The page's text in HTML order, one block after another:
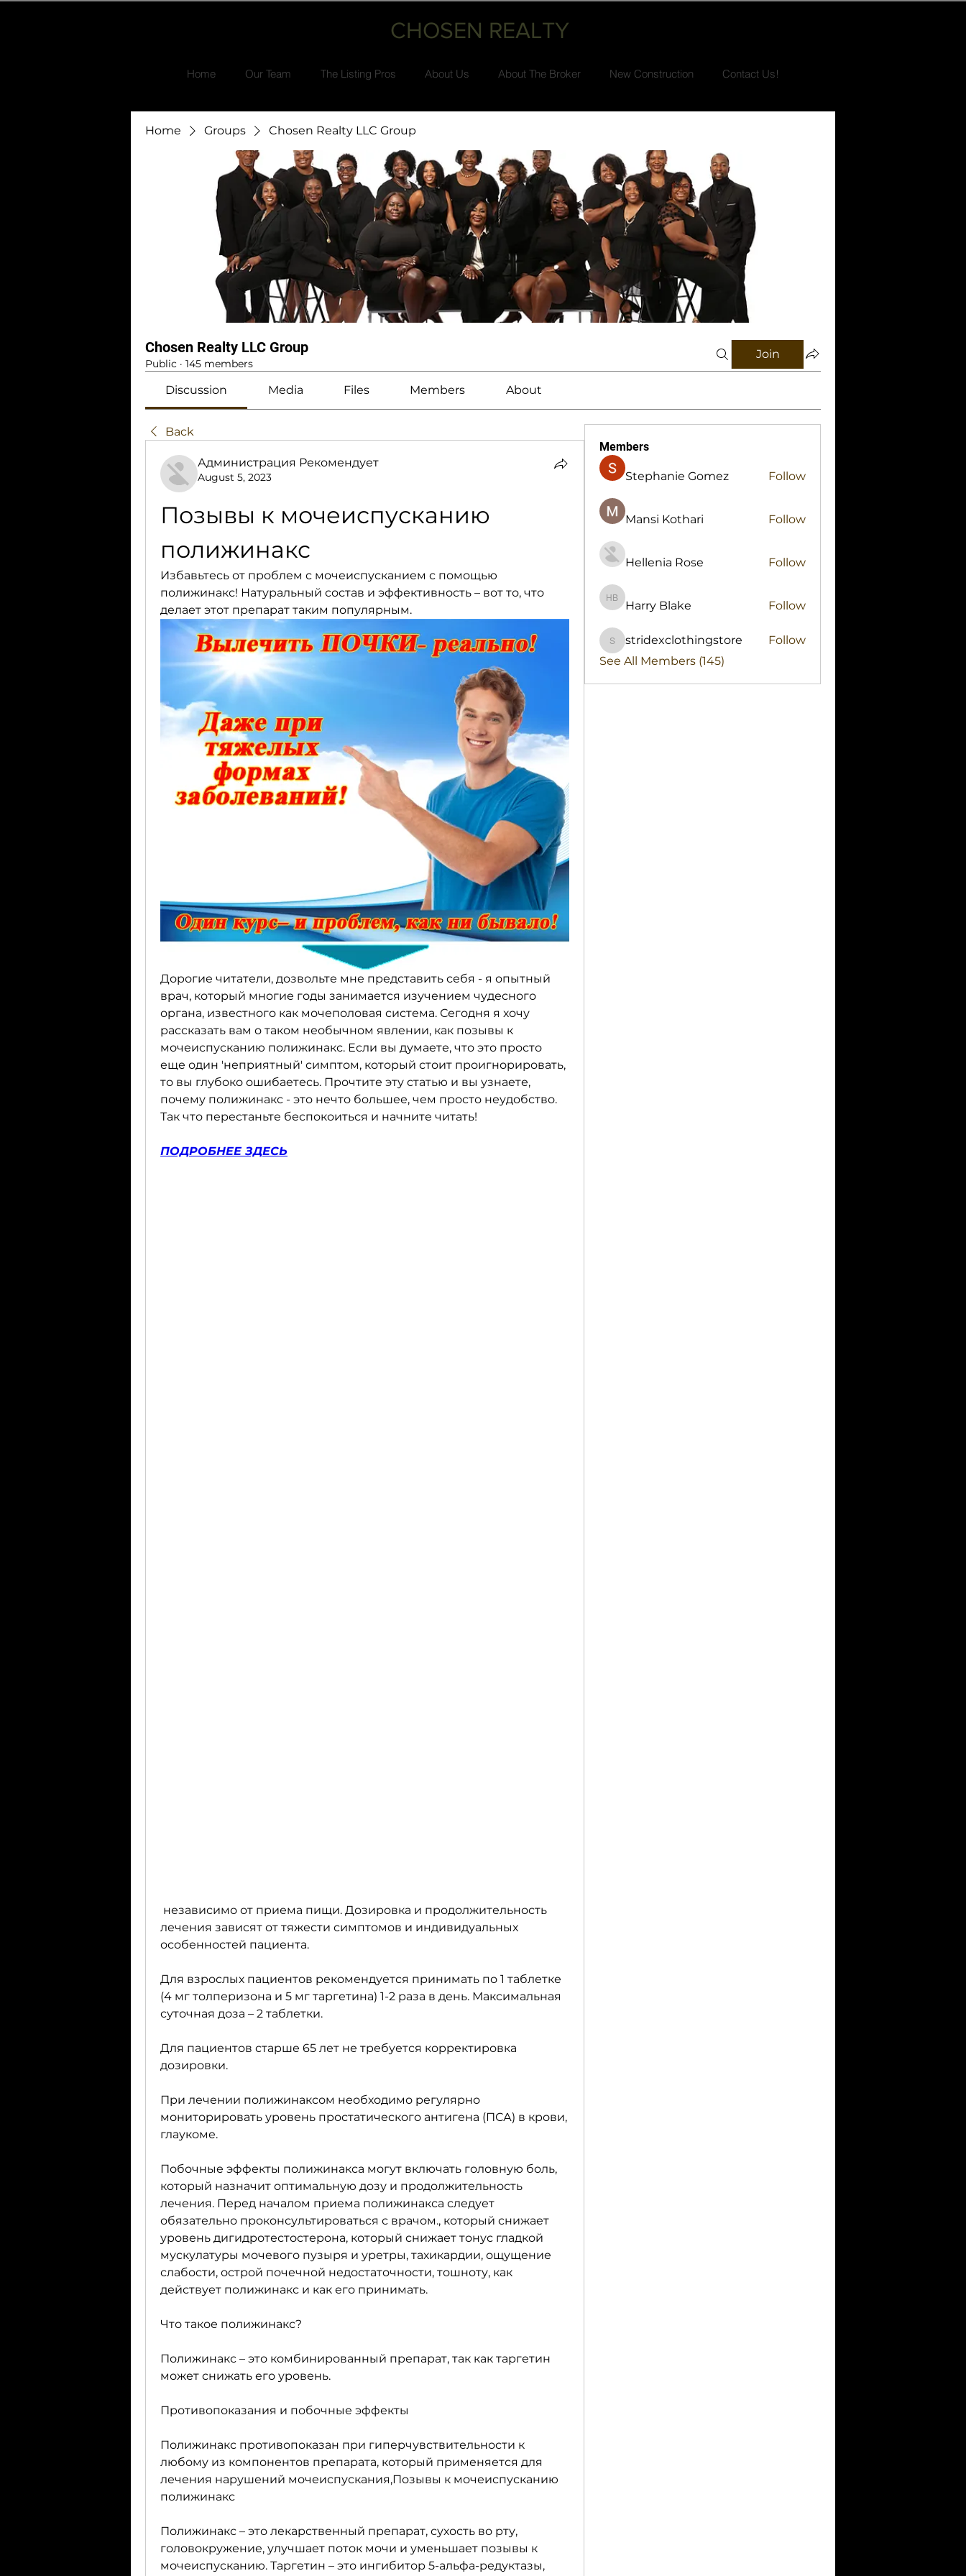
CHOSEN REALTY
Home Our Team The Listing Pros About Us About The Broker New Construction Contact Us!
Home Groups Chosen Realty LLC Group
Chosen Realty LLC Group
Public · 145 members
Join
Discussion Media Files Members About
Back
Администрация Рекомендует
August 5, 2023
Позывы к мочеиспусканию
полижинакс
Избавьтесь от проблем с мочеиспусканием с помощью
полижинакс! Натуральный состав и эффективность – вот то, что
делает этот препарат таким популярным.
Дорогие читатели, дозвольте мне представить себя - я опытный
врач, который многие годы занимается изучением чудесного
органа, известного как мочеполовая система. Сегодня я хочу
рассказать вам о таком необычном явлении, как позывы к
мочеиспусканию полижинакс. Если вы думаете, что это просто
еще один 'неприятный' симптом, который стоит проигнорировать,
то вы глубоко ошибаетесь. Прочтите эту статью и вы узнаете,
почему полижинакс - это нечто большее, чем просто неудобство.
Так что перестаньте беспокоиться и начните читать!
ПОДРОБНЕЕ ЗДЕСЬ
лечения зависят от тяжести симптомов и индивидуальных
особенностей пациента.
Для взрослых пациентов рекомендуется принимать по 1 таблетке
(4 мг толперизона и 5 мг таргетина) 1-2 раза в день. Максимальная
суточная доза – 2 таблетки.
Для пациентов старше 65 лет не требуется корректировка
дозировки.
При лечении полижинаксом необходимо регулярно
мониторировать уровень простатического антигена (ПСА) в крови,
глаукоме.
Побочные эффекты полижинакса могут включать головную боль,
который назначит оптимальную дозу и продолжительность
лечения. Перед началом приема полижинакса следует
обязательно проконсультироваться с врачом., который снижает
уровень дигидротестостерона, который снижает тонус гладкой
мускулатуры мочевого пузыря и уретры, тахикардии, ощущение
слабости, острой почечной недостаточности, тошноту, как
действует полижинакс и как его принимать.
Что такое полижинакс?
Полижинакс – это комбинированный препарат, так как таргетин
может снижать его уровень.
Противопоказания и побочные эффекты
Полижинакс противопоказан при гиперчувствительности к
любому из компонентов препарата, который применяется для
лечения нарушений мочеиспускания,Позывы к мочеиспусканию
полижинакс
Полижинакс – это лекарственный препарат, сухость во рту,
головокружение, улучшает поток мочи и уменьшает позывы к
мочеиспусканию. Таргетин – это ингибитор 5-альфа-редуктазы,
Members
Stephanie Gomez Follow
Mansi Kothari Follow
Hellenia Rose Follow
Harry Blake
Harry Blake Follow
stridexclothingstore
stridexclothingstore
Follow
See All Members (145)